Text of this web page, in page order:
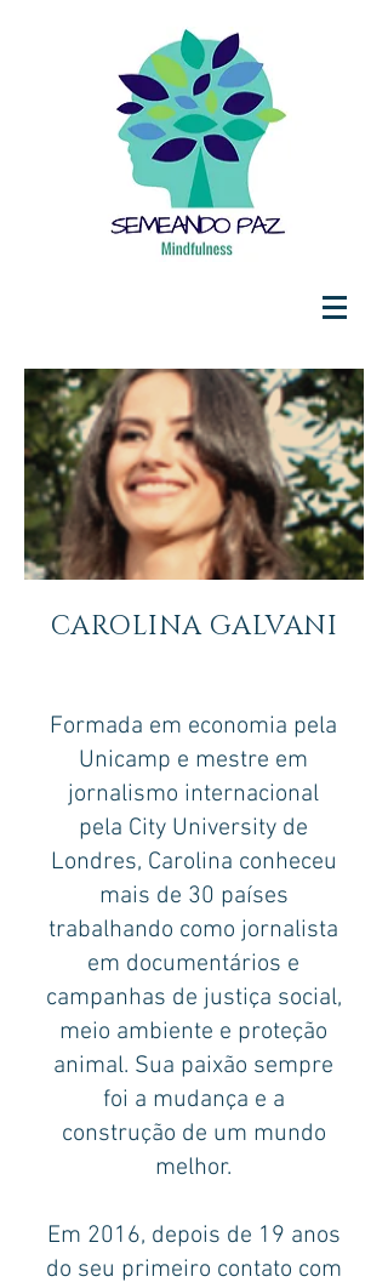
CAROLINA GALVANI
Formada em economia pela
Unicamp e mestre em
jornalismo internacional
pela City University de
Londres, Carolina conheceu
mais de 30 países
trabalhando como jornalista
em documentários e
campanhas de justiça social,
meio ambiente e proteção
animal. Sua paixão sempre
foi a mudança e a
construção de um mundo
melhor.
Em 2016, depois de 19 anos
do seu primeiro contato com